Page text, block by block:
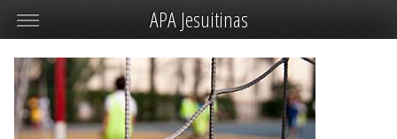
APA Jesuitinas